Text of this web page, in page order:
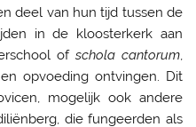
deel van hun tijd tussen de
in de kloosterkerk aan
of schola cantorum,
opvoeding ontvingen. Dit
mogelijk ook andere
die fungeerden als